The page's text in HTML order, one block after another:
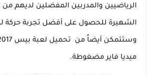
الرياضيين والمدربين المفضلين لديهم من
الشهيرة للحصول على أفضل تجربة حركة
ميديا فاير مضغوطة.